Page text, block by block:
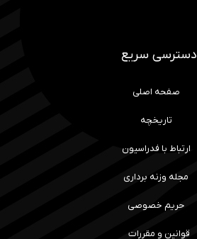
دسترسی سریع
صفحه اصلی
تاریخچه
ارتباط با فدراسیون
مجله وزنه برداری
حریم خصوصی
قوانین و مقررات